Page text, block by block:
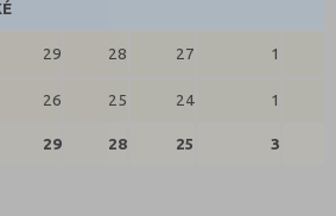
29 28 27 1
26 25 24 1
29 28 25 3